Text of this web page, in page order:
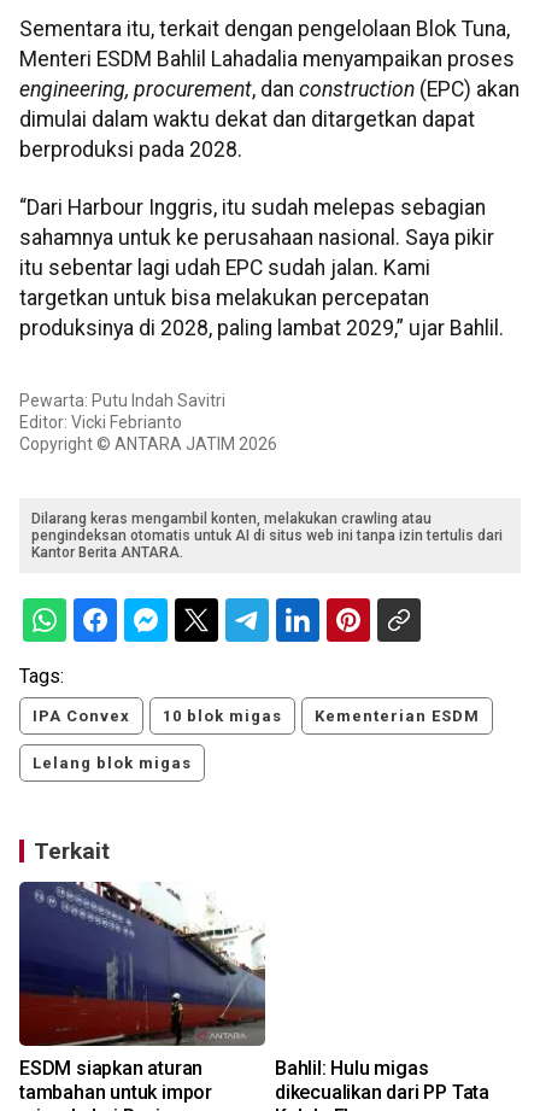
Sementara itu, terkait dengan pengelolaan Blok Tuna,
Menteri ESDM Bahlil Lahadalia menyampaikan proses
engineering, procurement, dan construction (EPC) akan
dimulai dalam waktu dekat dan ditargetkan dapat
berproduksi pada 2028.
“Dari Harbour Inggris, itu sudah melepas sebagian
sahamnya untuk ke perusahaan nasional. Saya pikir
itu sebentar lagi udah EPC sudah jalan. Kami
targetkan untuk bisa melakukan percepatan
produksinya di 2028, paling lambat 2029,” ujar Bahlil.
Pewarta: Putu Indah Savitri
Editor: Vicki Febrianto
Copyright © ANTARA JATIM 2026
Dilarang keras mengambil konten, melakukan crawling atau
pengindeksan otomatis untuk AI di situs web ini tanpa izin tertulis dari
Kantor Berita ANTARA.
Tags:
IPA Convex 10 blok migas Kementerian ESDM
Lelang blok migas
Terkait
ESDM siapkan aturan
tambahan untuk impor
Bahlil: Hulu migas
dikecualikan dari PP Tata